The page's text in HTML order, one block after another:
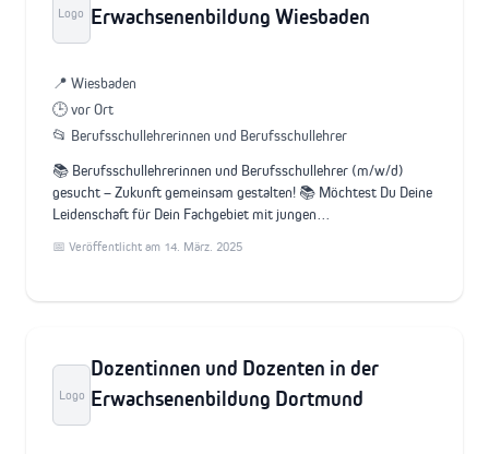
Logo Erwachsenenbildung Wiesbaden
📍 Wiesbaden
🕒 vor Ort
📂 Berufsschullehrerinnen und Berufsschullehrer
📚 Berufsschullehrerinnen und Berufsschullehrer (m/w/d)
gesucht – Zukunft gemeinsam gestalten! 📚 Möchtest Du Deine
Leidenschaft für Dein Fachgebiet mit jungen…
📅 Veröffentlicht am 14. März. 2025
Logo
Dozentinnen und Dozenten in der
Erwachsenenbildung Dortmund